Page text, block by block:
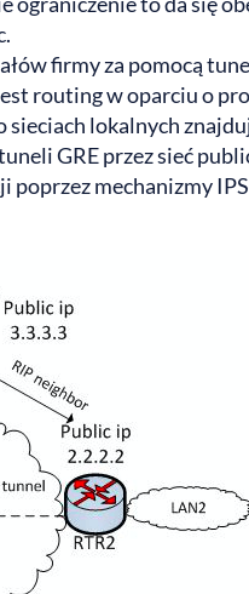
firmy za pomocą
routing w oparciu o
lokalnych
GRE przez sieć
poprzez mechanizmy